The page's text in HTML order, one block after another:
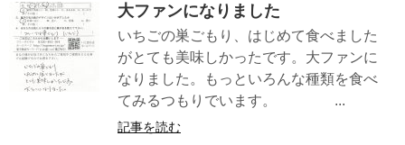
大ファンになりました
いちごの巣ごもり、はじめて食べました
がとても美味しかったです。大ファンに
なりました。もっといろんな種類を食べ
てみるつもりでいます。 ...
記事を読む